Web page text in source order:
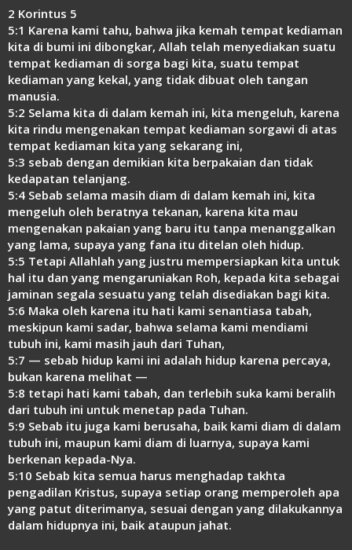
2 Korintus 5
5:1 Karena kami tahu, bahwa jika kemah tempat kediaman
kita di bumi ini dibongkar, Allah telah menyediakan suatu
tempat kediaman di sorga bagi kita, suatu tempat
kediaman yang kekal, yang tidak dibuat oleh tangan
manusia.
5:2 Selama kita di dalam kemah ini, kita mengeluh, karena
kita rindu mengenakan tempat kediaman sorgawi di atas
tempat kediaman kita yang sekarang ini,
5:3 sebab dengan demikian kita berpakaian dan tidak
kedapatan telanjang.
5:4 Sebab selama masih diam di dalam kemah ini, kita
mengeluh oleh beratnya tekanan, karena kita mau
mengenakan pakaian yang baru itu tanpa menanggalkan
yang lama, supaya yang fana itu ditelan oleh hidup.
5:5 Tetapi Allahlah yang justru mempersiapkan kita untuk
hal itu dan yang mengaruniakan Roh, kepada kita sebagai
jaminan segala sesuatu yang telah disediakan bagi kita.
5:6 Maka oleh karena itu hati kami senantiasa tabah,
meskipun kami sadar, bahwa selama kami mendiami
tubuh ini, kami masih jauh dari Tuhan,
5:7 — sebab hidup kami ini adalah hidup karena percaya,
bukan karena melihat —
5:8 tetapi hati kami tabah, dan terlebih suka kami beralih
dari tubuh ini untuk menetap pada Tuhan.
5:9 Sebab itu juga kami berusaha, baik kami diam di dalam
tubuh ini, maupun kami diam di luarnya, supaya kami
berkenan kepada-Nya.
5:10 Sebab kita semua harus menghadap takhta
pengadilan Kristus, supaya setiap orang memperoleh apa
yang patut diterimanya, sesuai dengan yang dilakukannya
dalam hidupnya ini, baik ataupun jahat.